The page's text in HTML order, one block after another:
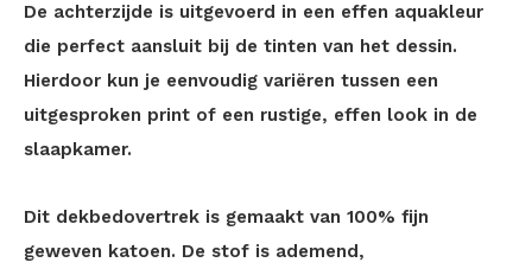
De achterzijde is uitgevoerd in een effen aquakleur
die perfect aansluit bij de tinten van het dessin.
Hierdoor kun je eenvoudig variëren tussen een
uitgesproken print of een rustige, effen look in de
slaapkamer.
Dit dekbedovertrek is gemaakt van 100% fijn
geweven katoen. De stof is ademend,